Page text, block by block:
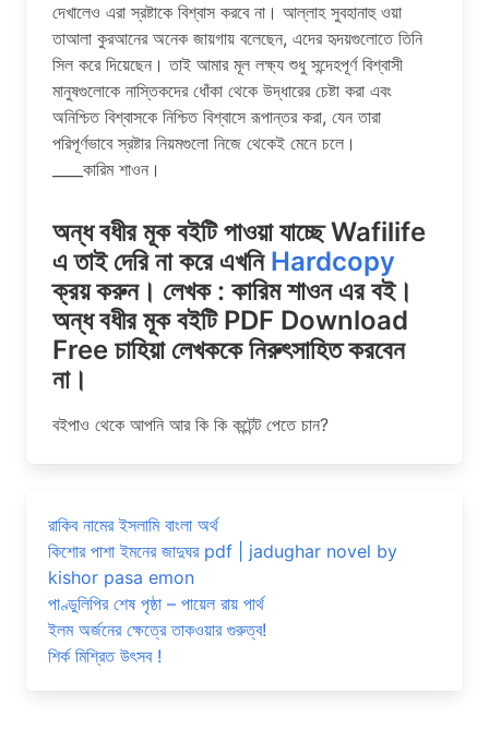
দেখালেও এরা স্রষ্টাকে বিশ্বাস করবে না। আল্লাহ সুবহানাহু ওয়া
তাআলা কুরআনের অনেক জায়গায় বলেছেন, এদের হৃদয়গুলোতে তিনি
সিল করে দিয়েছেন। তাই আমার মূল লক্ষ্য শুধু সন্দেহপূর্ণ বিশ্বাসী
মানুষগুলোকে নাস্তিকদের ধোঁকা থেকে উদ্ধারের চেষ্টা করা এবং
অনিশ্চিত বিশ্বাসকে নিশ্চিত বিশ্বাসে রূপান্তর করা, যেন তারা
পরিপূর্ণভাবে স্রষ্টার নিয়মগুলো নিজে থেকেই মেনে চলে।
____কারিম শাওন।
অন্ধ বধীর মূক বইটি পাওয়া যাচ্ছে Wafilife
এ তাই দেরি না করে এখনি Hardcopy
ক্রয় করুন। লেখক : কারিম শাওন এর বই।
অন্ধ বধীর মূক বইটি PDF Download
Free চাহিয়া লেখককে নিরুৎসাহিত করবেন
না।
বইপাও থেকে আপনি আর কি কি কন্টেন্ট পেতে চান?
রাকিব নামের ইসলামি বাংলা অর্থ
কিশোর পাশা ইমনের জাদুঘর pdf | jadughar novel by
kishor pasa emon
পাণ্ডুলিপির শেষ পৃষ্ঠা – পায়েল রায় পার্থ
ইলম অর্জনের ক্ষেত্রে তাকওয়ার গুরুত্ব!
শির্ক মিশ্রিত উৎসব !